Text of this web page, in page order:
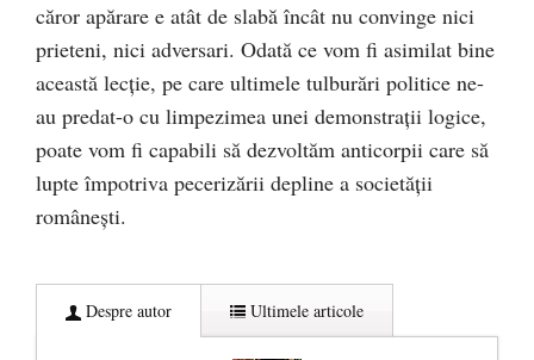
căror apărare e atât de slabă încât nu convinge nici
prieteni, nici adversari. Odată ce vom fi asimilat bine
această lecţie, pe care ultimele tulburări politice ne-
au predat-o cu limpezimea unei demonstraţii logice,
poate vom fi capabili să dezvoltăm anticorpii care să
lupte împotriva pecerizării depline a societăţii
româneşti.
Despre autor Ultimele articole